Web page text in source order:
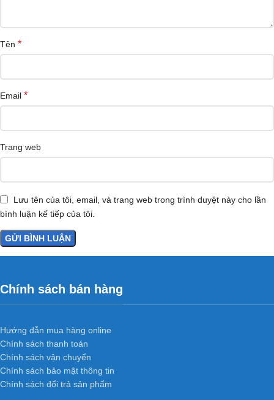
Tên *
Email *
Trang web
Lưu tên của tôi, email, và trang web trong trình duyệt này cho lần
bình luận kế tiếp của tôi.
Chính sách bán hàng
Hướng dẫn mua hàng online
Chính sách thanh toán
Chính sách vận chuyển
Chính sách bảo mật thông tin
Chính sách đổi trả sản phẩm